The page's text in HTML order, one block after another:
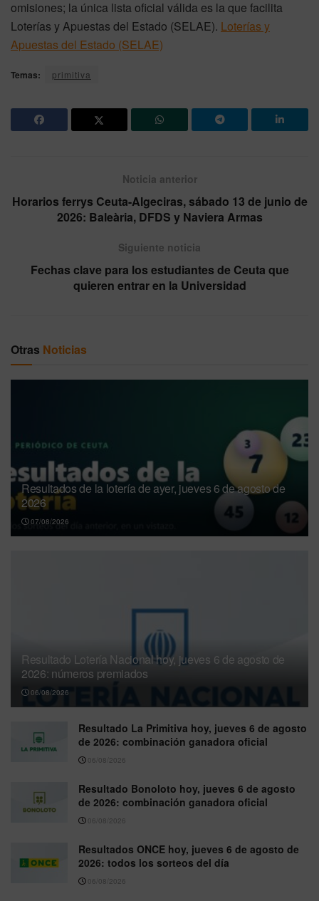
omisiones; la única lista oficial válida es la que facilita
Loterías y Apuestas del Estado (SELAE). Loterías y
Apuestas del Estado (SELAE)
Temas: primitiva
Noticia anterior
Horarios ferrys Ceuta-Algeciras, sábado 13 de junio de
2026: Baleària, DFDS y Naviera Armas
Siguiente noticia
Fechas clave para los estudiantes de Ceuta que
quieren entrar en la Universidad
Otras Noticias
Resultados de la lotería de ayer, jueves 6 de agosto de
2026
07/08/2026
Resultado Lotería Nacional hoy, jueves 6 de agosto de
2026: números premiados
06/08/2026
Resultado La Primitiva hoy, jueves 6 de agosto
de 2026: combinación ganadora oficial
06/08/2026
Resultado Bonoloto hoy, jueves 6 de agosto
de 2026: combinación ganadora oficial
06/08/2026
Resultados ONCE hoy, jueves 6 de agosto de
2026: todos los sorteos del día
06/08/2026